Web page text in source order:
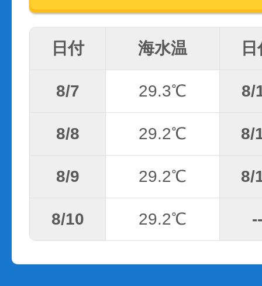
日付 海水温
8/7 29.3℃ 8/
8/8 29.2℃ 8/
8/9 29.2℃ 8/
8/10 29.2℃ --